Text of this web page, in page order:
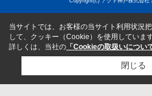
当サイトでは、お客様の当サイト利用状況
して、クッキー（Cookie）を使用しています
詳しくは、当社の 「Cookieの取扱いについ
閉じる